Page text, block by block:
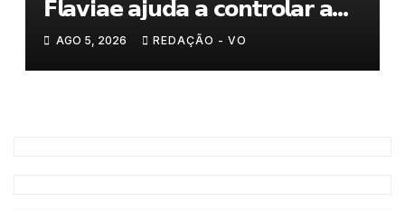
𝗙𝗹𝗮𝘃𝗶𝗮𝗲 𝗮𝗷𝘂𝗱𝗮 𝗮 𝗰𝗼𝗻𝘁𝗿𝗼𝗹𝗮𝗿 𝗮
𝗮𝗻𝘀𝗶𝗲𝗱𝗮𝗱𝗲
AGO 5, 2026 REDAÇÃO - VO